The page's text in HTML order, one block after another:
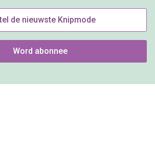
de nieuwste Knipmode
Word abonnee